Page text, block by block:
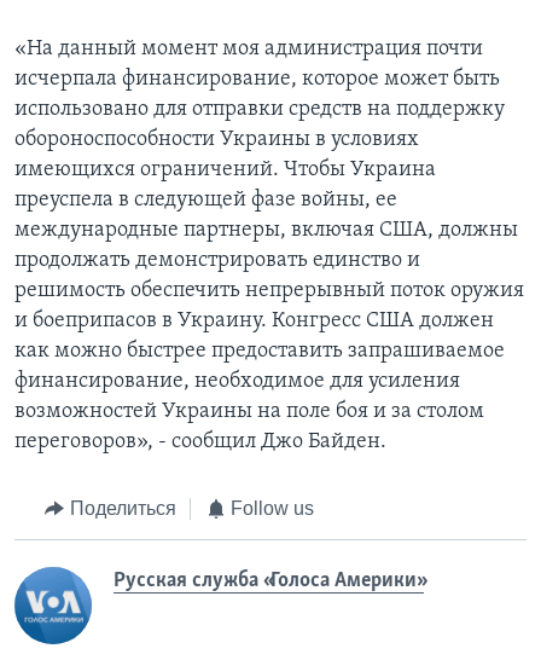
«На данный момент моя администрация почти
исчерпала финансирование, которое может быть
использовано для отправки средств на поддержку
обороноспособности Украины в условиях
имеющихся ограничений. Чтобы Украина
преуспела в следующей фазе войны, ее
международные партнеры, включая США, должны
продолжать демонстрировать единство и
решимость обеспечить непрерывный поток оружия
и боеприпасов в Украину. Конгресс США должен
как можно быстрее предоставить запрашиваемое
финансирование, необходимое для усиления
возможностей Украины на поле боя и за столом
переговоров», - сообщил Джо Байден.
Поделиться Follow us
Русская служба «Голоса Америки»